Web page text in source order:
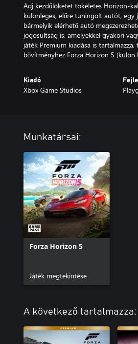
Adj kezdőlöketet tökéletes Horizon-
különleges, előre tuningolt autót, egy
bármelyik elérhető autó
jogosultság is, amelyekkel gyakori
játék Premium kiadása is
bővítményhez Forza Horizon 5 (külön
Kiadó
Xbox Game Studios
Munkatársai:
Forza Horizon 5
Játék megtekintése
A következő tartalmazza: